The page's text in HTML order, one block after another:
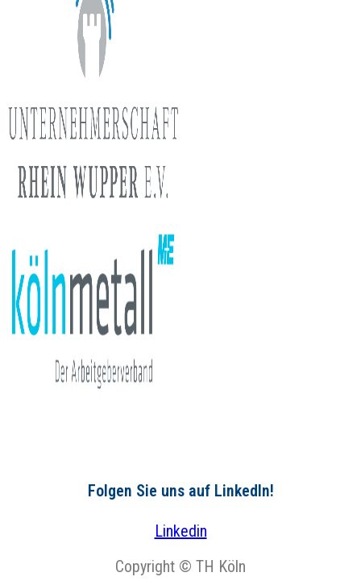
Folgen Sie uns auf LinkedIn!
Linkedin
Copyright © TH Köln